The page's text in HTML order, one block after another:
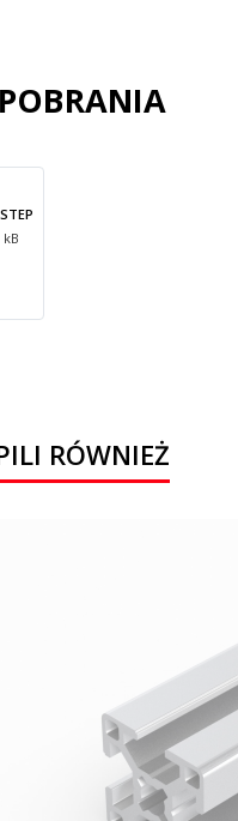
kB
RÓWNIEŻ